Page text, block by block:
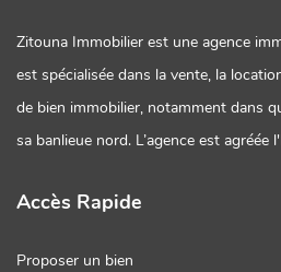
Zitouna Immobilier est une agence
est spécialisée dans la vente, la
de bien immobilier, notamment dans
sa banlieue nord. L’agence est agréée
Accès Rapide
Proposer un bien